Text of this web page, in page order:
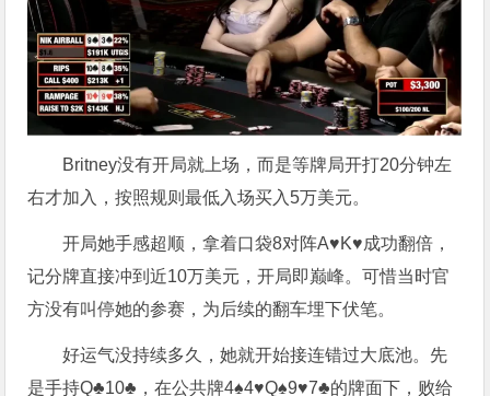
Britney没有开局就上场，而是等牌局开打20分钟左
右才加入，按照规则最低入场买入5万美元。
开局她手感超顺，拿着口袋8对阵A♥K♥成功翻倍，
记分牌直接冲到近10万美元，开局即巅峰。可惜当时官
方没有叫停她的参赛，为后续的翻车埋下伏笔。
好运气没持续多久，她就开始接连错过大底池。先
是手持Q♣10♣，在公共牌4♠4♥Q♠9♥7♣的牌面下，败给